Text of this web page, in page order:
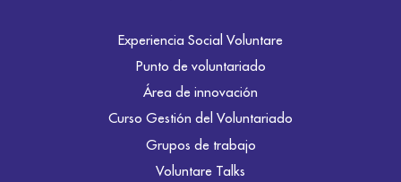
Experiencia Social Voluntare
Punto de voluntariado
Área de innovación
Curso Gestión del Voluntariado
Grupos de trabajo
Voluntare Talks